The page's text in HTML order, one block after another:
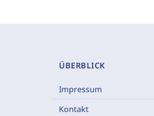
ÜBERBLICK
Impressum
Kontakt